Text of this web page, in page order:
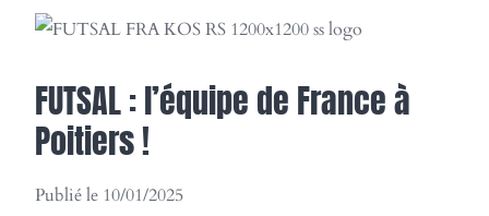
FUTSAL : l’équipe de France à
Poitiers !
Publié le 10/01/2025